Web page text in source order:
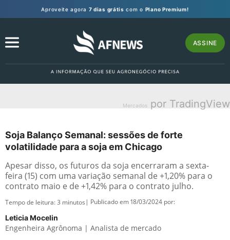
Aproveite agora 7 dias grátis com o Plano Premium!
ASSINE
Mercados por TradingView
Soja Balanço Semanal: sessões de forte
volatilidade para a soja em Chicago
Apesar disso, os futuros da soja encerraram a sexta-
feira (15) com uma variação semanal de +1,20% para o
contrato maio e de +1,42% para o contrato julho.
Tempo de leitura:3 minutos | Publicado em 18/03/2024 por:
Leticia Mocelin
Engenheira Agrônoma | Analista de mercado